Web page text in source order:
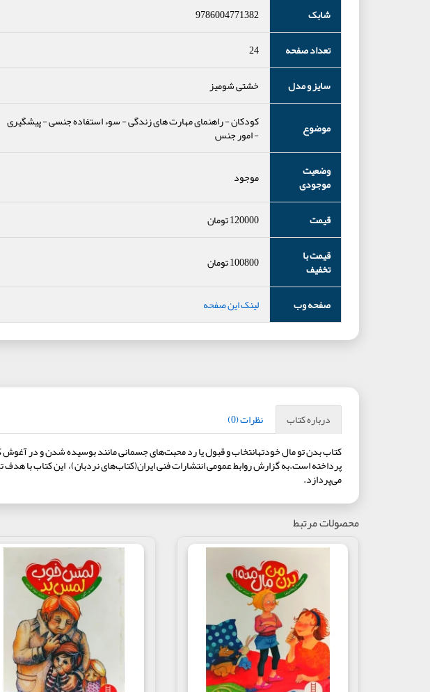
شابک
9786004771382
تعداد صفحه
24
سایز و مدل
خشتی شومیز
موضوع کودکان-راهنمای مهارت های زندگی-سوء استفاده جنسی-پیشگیری
-امور جنس
وضعیت
موجودی موجود
قیمت 120000تومان
قیمت با
تخفیف 100800تومان
صفحه وب لینک این صفحه
درباره کتاب
نظرات (0)
کتاب بدن تو مال خودتهانتخاب و قبول یا رد محبت‌های جسمانی مانند بوسیده شدن و در
پرداخته است.به گزارش روابط عمومی انتشارات فنی ایران(کتاب‌های نردبان)، این کتاب با
می‌پردازد.
محصولات مرتبط